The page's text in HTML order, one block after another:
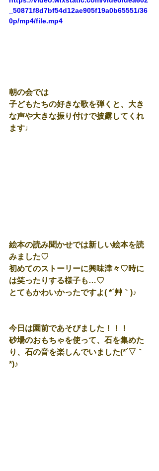
_50871f8d7bf54d12ae905f19a0b65551/36
0p/mp4/file.mp4
朝の会では
子どもたちの好きな歌を弾くと、大き
な声や大きな振り付けで披露してくれ
ます♩
絵本の読み聞かせでは新しい絵本を読
みました♡
初めてのストーリーに興味津々♡時に
は笑ったりする様子も…♡
とてもかわいかったですよ( *´艸｀)♪
今日は園前であそびました！！！
砂場のおもちゃを使って、石を集めた
り、石の音を楽しんでいました(*´▽｀
*)♪